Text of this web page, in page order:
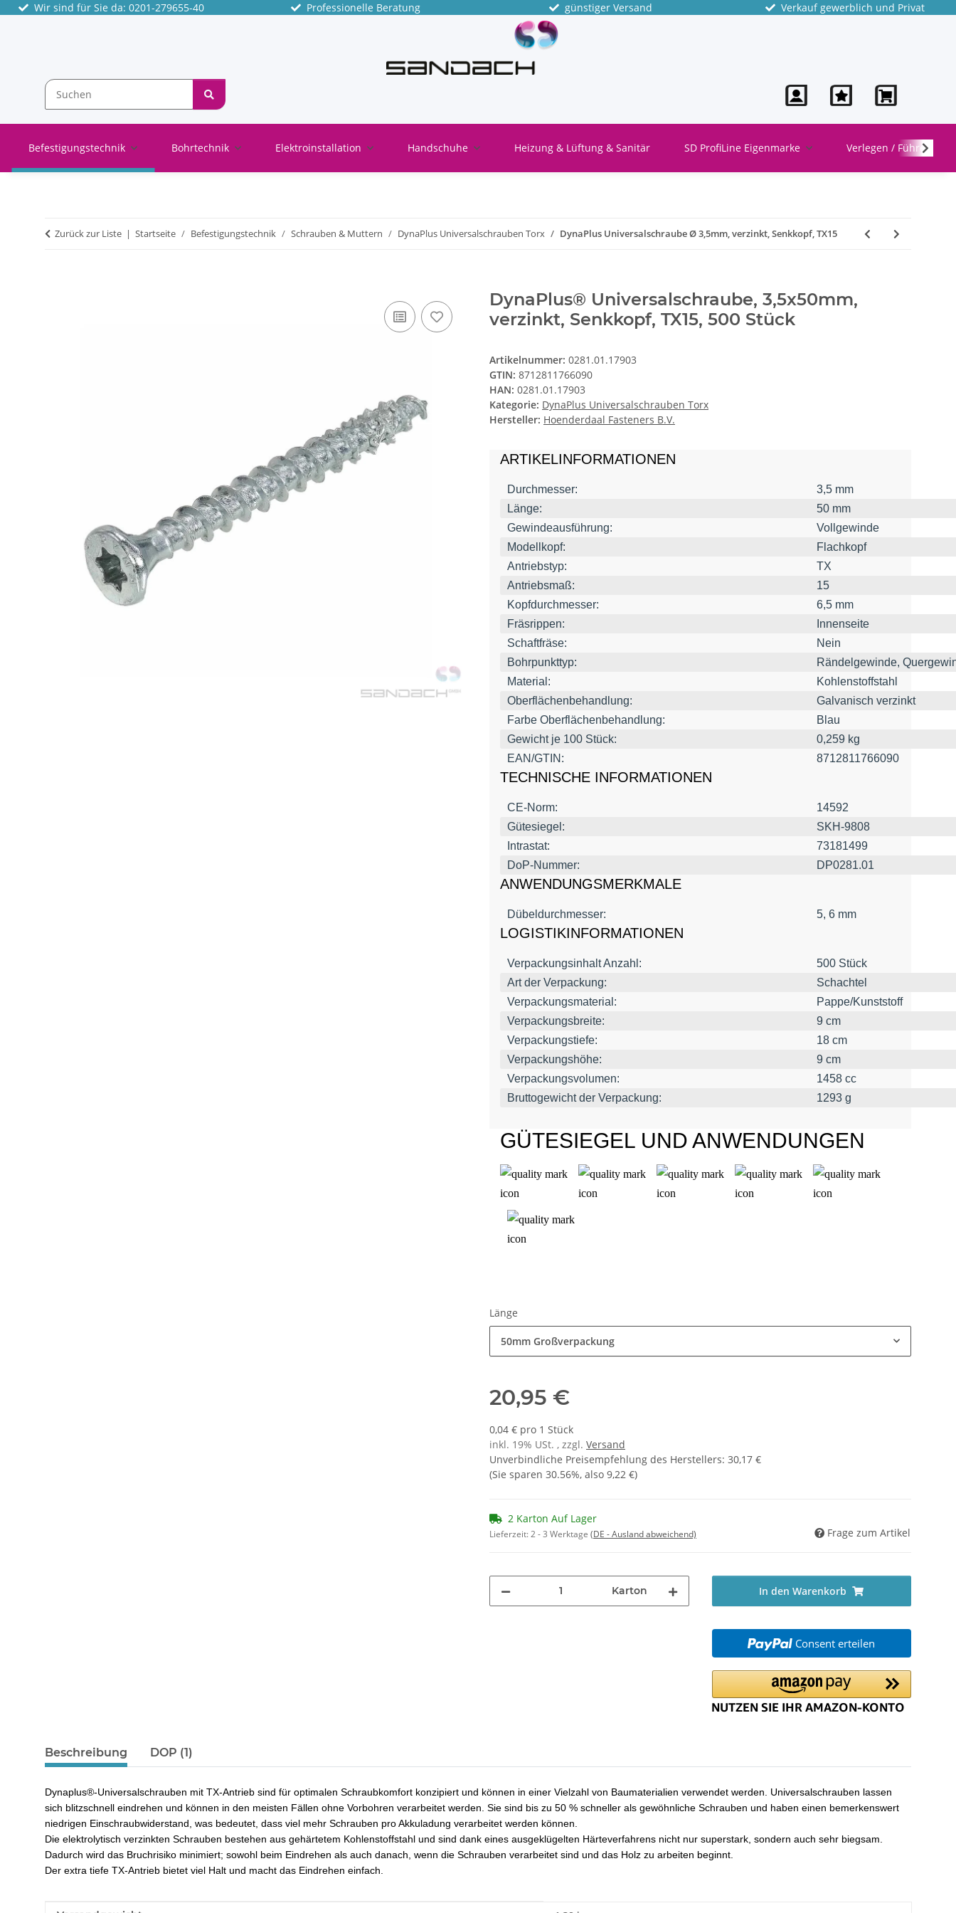
Wir sind für Sie da: 0201-279655-40 Professionelle Beratung günstiger Versand Verkauf gewerblich und Privat
Befestigungstechnik Bohrtechnik Elektroinstallation Handschuhe Heizung & Lüftung & Sanitär SD ProfiLine Eigenmarke Verlegen / Führen
Zurück zur Liste Startseite Befestigungstechnik Schrauben & Muttern DynaPlus Universalschrauben Torx DynaPlus Universalschraube Ø 3,5mm, verzinkt, Senkkopf, TX15
DynaPlus® Universalschraube, 3,5x50mm,
verzinkt, Senkkopf, TX15, 500 Stück
Artikelnummer: 0281.01.17903
GTIN: 8712811766090
HAN: 0281.01.17903
Kategorie: DynaPlus Universalschrauben Torx
Hersteller: Hoenderdaal Fasteners B.V.
ARTIKELINFORMATIONEN
Durchmesser:
3,5 mm
Länge:
50 mm
Gewindeausführung:
Vollgewinde
Modellkopf:
Flachkopf
Antriebstyp:
TX
Antriebsmaß:
15
Kopfdurchmesser:
6,5 mm
Fräsrippen:
Innenseite
Schaftfräse:
Nein
Bohrpunkttyp:
Rändelgewinde,
Material:
Kohlenstoffstahl
Oberflächenbehandlung:
Galvanisch verzinkt
Farbe Oberflächenbehandlung:
Blau
Gewicht je 100 Stück:
0,259 kg
EAN/GTIN:
8712811766090
TECHNISCHE INFORMATIONEN
CE-Norm:
14592
Gütesiegel:
SKH-9808
Intrastat:
73181499
DoP-Nummer:
DP0281.01
ANWENDUNGSMERKMALE
Dübeldurchmesser: 5, 6 mm
LOGISTIKINFORMATIONEN
Verpackungsinhalt Anzahl:
500 Stück
Art der Verpackung:
Schachtel
Verpackungsmaterial:
Pappe/Kunststoff
Verpackungsbreite:
9 cm
Verpackungstiefe:
18 cm
Verpackungshöhe:
9 cm
Verpackungsvolumen:
1458 cc
Bruttogewicht der Verpackung:
1293 g
GÜTESIEGEL UND ANWENDUNGEN
Länge
50mm Großverpackung
20,95 €
0,04 € pro 1 Stück
inkl. 19% USt. , zzgl. Versand
Unverbindliche Preisempfehlung des Herstellers: 30,17 €
(Sie sparen 30.56%, also 9,22 €)
2 Karton Auf Lager
Lieferzeit:2 - 3 Werktage (DE - Ausland abweichend) Frage zum Artikel
Karton In den Warenkorb
Consent erteilen
Beschreibung DOP (1)
Dynaplus®-Universalschrauben mit TX-Antrieb sind für optimalen Schraubkomfort konzipiert und können in einer Vielzahl von Baumaterialien verwendet werden. Universalschrauben lassen
sich blitzschnell eindrehen und können in den meisten Fällen ohne Vorbohren verarbeitet werden. Sie sind bis zu 50 % schneller als gewöhnliche Schrauben und haben einen bemerkenswert
niedrigen Einschraubwiderstand, was bedeutet, dass viel mehr Schrauben pro Akkuladung verarbeitet werden können.
Die elektrolytisch verzinkten Schrauben bestehen aus gehärtetem Kohlenstoffstahl und sind dank eines ausgeklügelten Härteverfahrens nicht nur superstark, sondern auch sehr biegsam.
Dadurch wird das Bruchrisiko minimiert; sowohl beim Eindrehen als auch danach, wenn die Schrauben verarbeitet sind und das Holz zu arbeiten beginnt.
Der extra tiefe TX-Antrieb bietet viel Halt und macht das Eindrehen einfach.